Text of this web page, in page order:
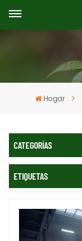
Hogar
CATEGORÍAS
ETIQUETAS